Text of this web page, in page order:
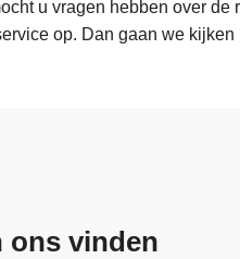
u vragen hebben over de
op. Dan gaan we
ons vinden